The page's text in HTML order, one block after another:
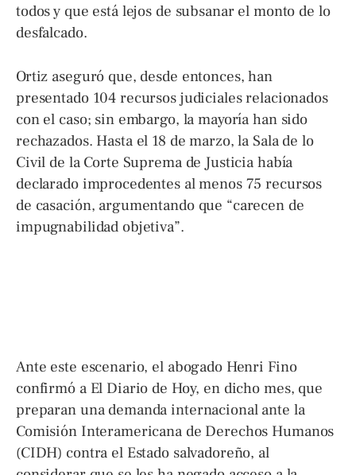
todos y que está lejos de subsanar el monto de lo
desfalcado.
Ortiz aseguró que, desde entonces, han
presentado 104 recursos judiciales relacionados
con el caso; sin embargo, la mayoría han sido
rechazados. Hasta el 18 de marzo, la Sala de lo
Civil de la Corte Suprema de Justicia había
declarado improcedentes al menos 75 recursos
de casación, argumentando que “carecen de
impugnabilidad objetiva”.
Ante este escenario, el abogado Henri Fino
confirmó a El Diario de Hoy, en dicho mes, que
preparan una demanda internacional ante la
Comisión Interamericana de Derechos Humanos
(CIDH) contra el Estado salvadoreño, al